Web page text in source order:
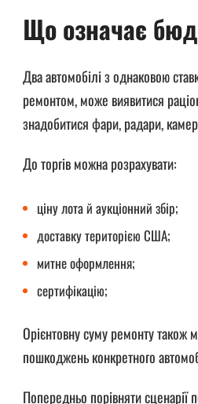
Що означає
Два автомобілі з однаковою
ремонтом, може виявитися
знадобитися фари, радари,
До торгів можна розрахувати:
ціну лота й аукціонний збір;
доставку територією США;
митне оформлення;
сертифікацію;
Орієнтовну суму ремонту також
пошкоджень конкретного
Попередньо порівняти сценарії